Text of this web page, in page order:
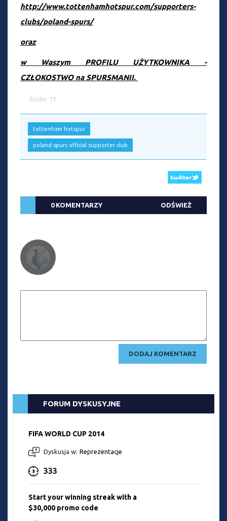
http://www.tottenhamhotspur.com/supporters-
clubs/poland-spurs/
oraz
w Waszym PROFILU UŻYTKOWNIKA -
CZŁOKOSTWO na SPURSMANII.
Źródło: TT
tottenham hotspur
poland spurs official supporter club
0 KOMENTARZY ODŚWIEŻ
FORUM DYSKUSYJNE
FIFA WORLD CUP 2014
Dyskusja w: Reprezentacje
333
Start your winning streak with a
$30,000 promo code